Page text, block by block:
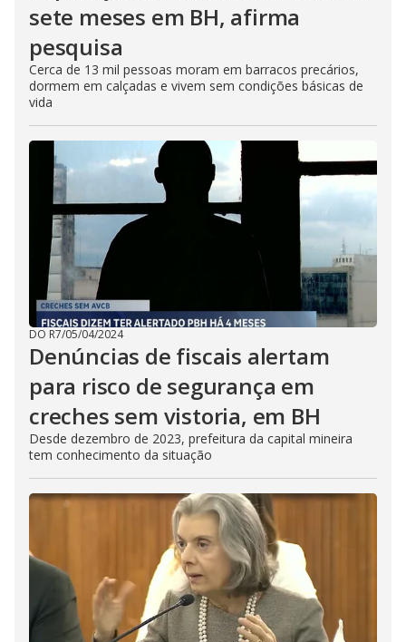
sete meses em BH, afirma
pesquisa
Cerca de 13 mil pessoas moram em barracos precários,
dormem em calçadas e vivem sem condições básicas de
vida
DO R7/05/04/2024
Denúncias de fiscais alertam
para risco de segurança em
creches sem vistoria, em BH
Desde dezembro de 2023, prefeitura da capital mineira
tem conhecimento da situação